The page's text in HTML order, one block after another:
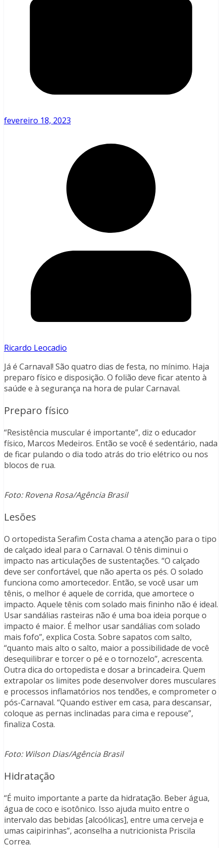
fevereiro 18, 2023
Ricardo Leocadio
Já é Carnaval! São quatro dias de festa, no mínimo. Haja
preparo físico e disposição. O folião deve ficar atento à
saúde e à segurança na hora de pular Carnaval.
Preparo físico
“Resistência muscular é importante”, diz o educador
físico, Marcos Medeiros. Então se você é sedentário, nada
de ficar pulando o dia todo atrás do trio elétrico ou nos
blocos de rua.
Foto: Rovena Rosa/Agência Brasil
Lesões
O ortopedista Serafim Costa chama a atenção para o tipo
de calçado ideal para o Carnaval. O tênis diminui o
impacto nas articulações de sustentações. “O calçado
deve ser confortável, que não aperta os pés. O solado
funciona como amortecedor. Então, se você usar um
tênis, o melhor é aquele de corrida, que amortece o
impacto. Aquele tênis com solado mais fininho não é ideal.
Usar sandálias rasteiras não é uma boa ideia porque o
impacto é maior. É melhor usar sandálias com solado
mais fofo”, explica Costa. Sobre sapatos com salto,
“quanto mais alto o salto, maior a possibilidade de você
desequilibrar e torcer o pé e o tornozelo”, acrescenta.
Outra dica do ortopedista e dosar a brincadeira. Quem
extrapolar os limites pode desenvolver dores musculares
e processos inflamatórios nos tendões, e comprometer o
pós-Carnaval. “Quando estiver em casa, para descansar,
coloque as pernas inclinadas para cima e repouse”,
finaliza Costa.
Foto: Wilson Dias/Agência Brasil
Hidratação
“É muito importante a parte da hidratação. Beber água,
água de coco e isotônico. Isso ajuda muito entre o
intervalo das bebidas [alcoólicas], entre uma cerveja e
umas caipirinhas”, aconselha a nutricionista Priscila
Correa.